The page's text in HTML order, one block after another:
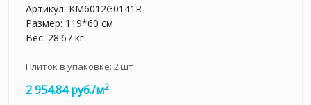
Артикул: KM6012G0141R
Размер: 119*60 см
Вес: 28.67 кг
Плиток в упаковке: 2шт
2 954.84 руб./м2